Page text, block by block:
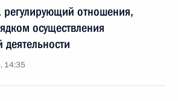
регулирующий отношения,
осуществления
14:35